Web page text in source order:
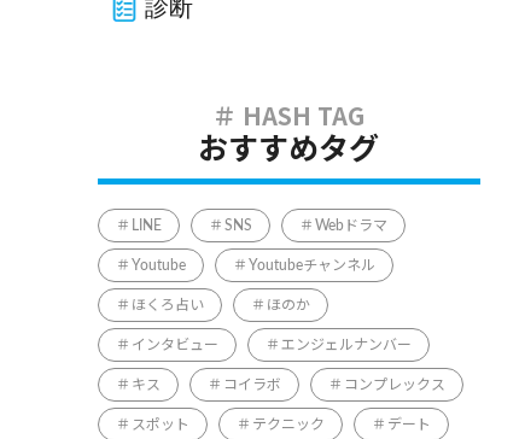
診断
おすすめタグ
LINE SNS Webドラマ
Youtube Youtubeチャンネル
ほくろ占い ほのか
インタビュー エンジェルナンバー
キス コイラボ コンプレックス
スポット テクニック デート